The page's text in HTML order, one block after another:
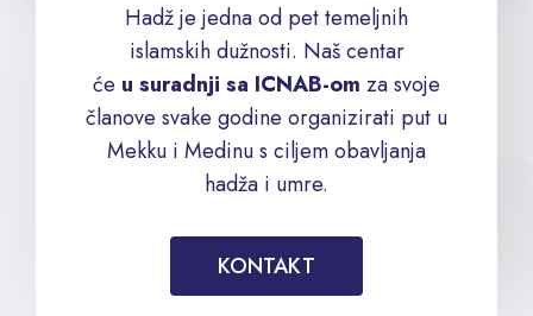
Hadž je jedna od pet temeljnih
islamskih dužnosti. Naš centar
će u suradnji sa ICNAB-om za svoje
članove svake godine organizirati put u
Mekku i Medinu s ciljem obavljanja
hadža i umre.
KONTAKT